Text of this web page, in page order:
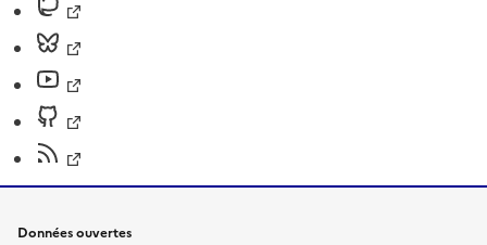
Données ouvertes